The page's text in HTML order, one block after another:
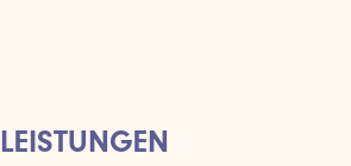
LEISTUNGEN